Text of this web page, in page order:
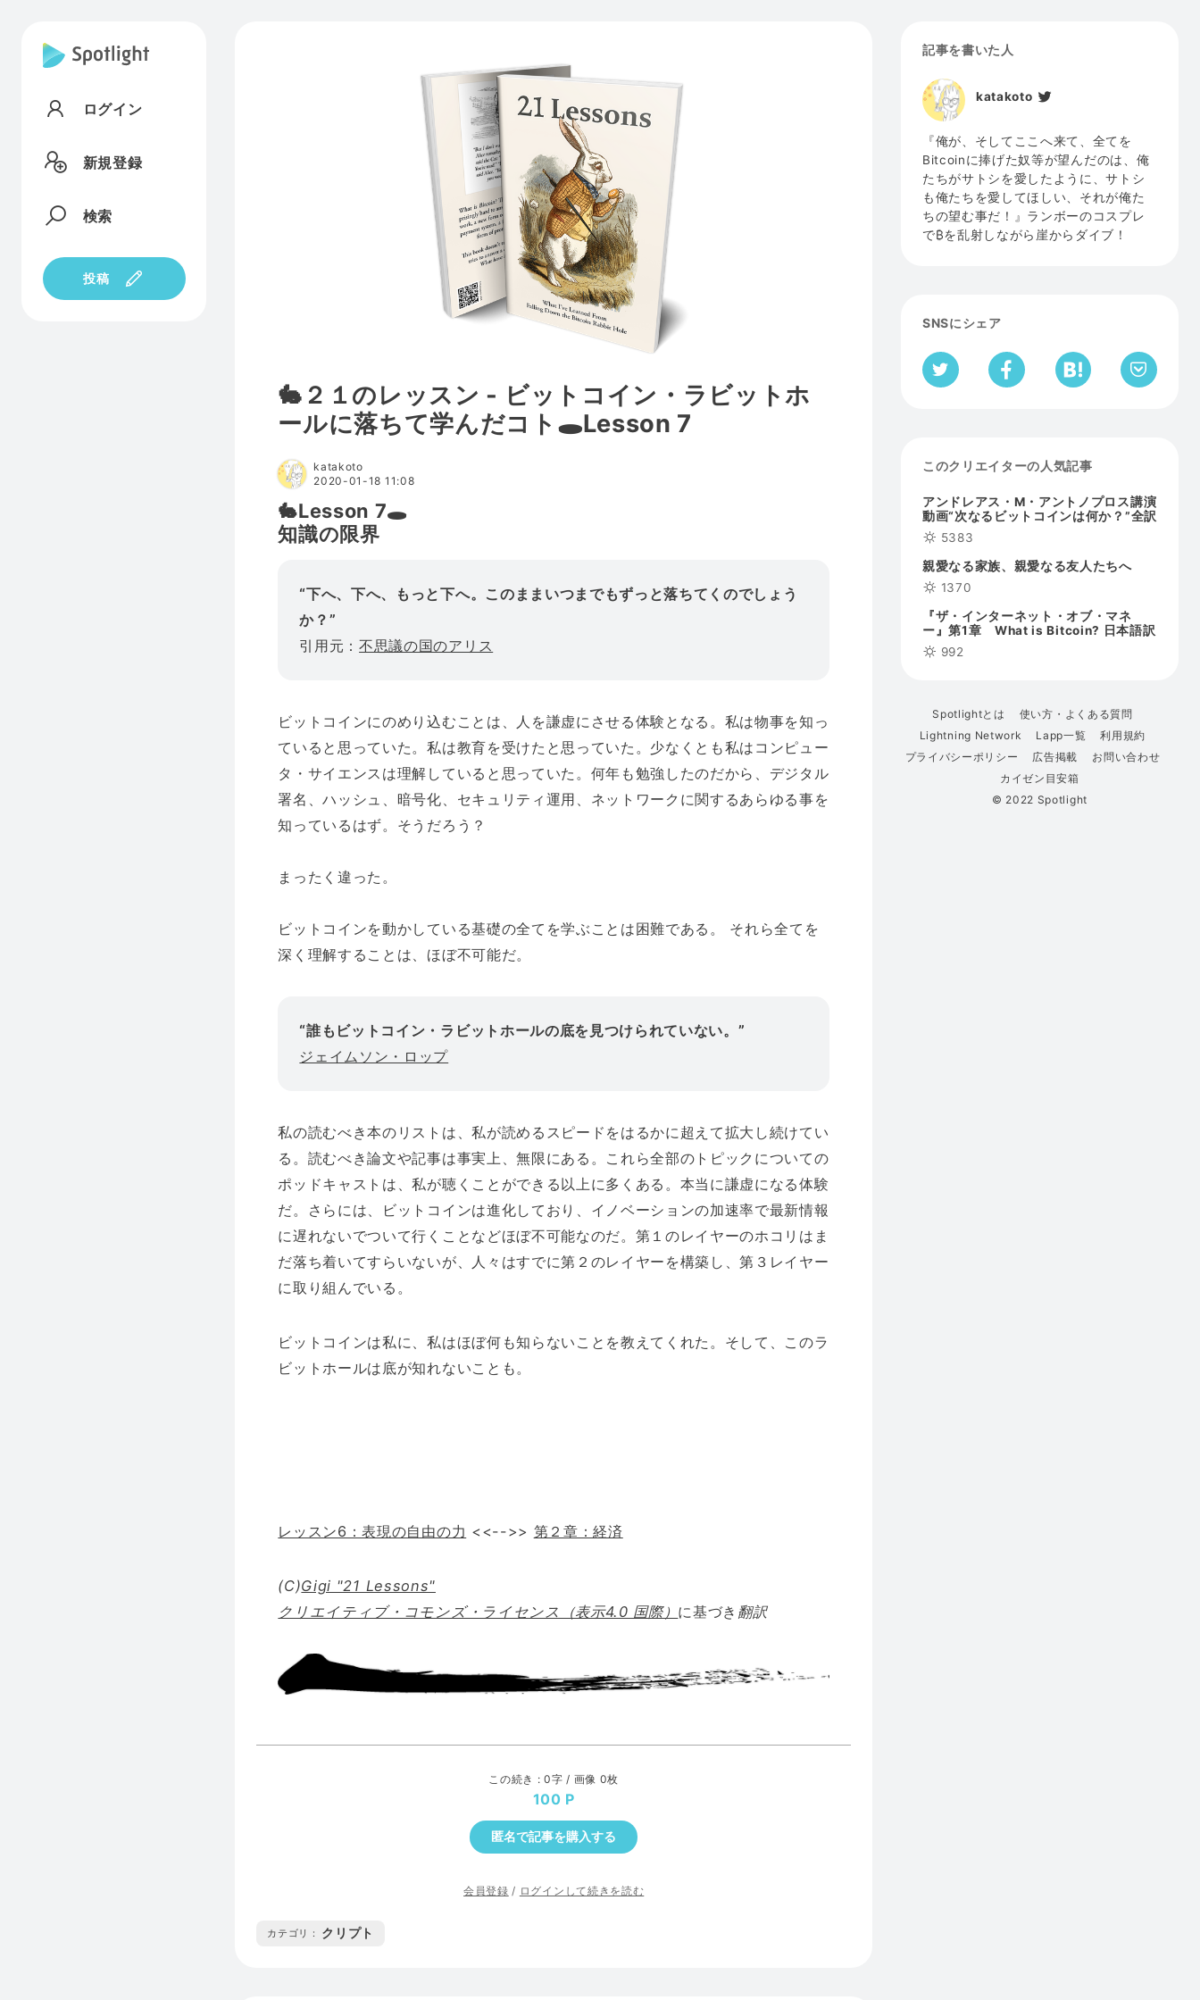
ログイン
新規登録
検索
投稿
🐇２１のレッスン - ビットコイン・ラビットホ
ールに落ちて学んだコト🕳️Lesson 7
katakoto
2020-01-18 11:08
🐇Lesson 7🕳️
知識の限界
“下へ、下へ、もっと下へ。このままいつまでもずっと落ちてくのでしょう
か？”
引用元：不思議の国のアリス
ビットコインにのめり込むことは、人を謙虚にさせる体験となる。私は物事を知っ
ていると思っていた。私は教育を受けたと思っていた。少なくとも私はコンピュー
タ・サイエンスは理解していると思っていた。何年も勉強したのだから、デジタル
署名、ハッシュ、暗号化、セキュリティ運用、ネットワークに関するあらゆる事を
知っているはず。そうだろう？
まったく違った。
ビットコインを動かしている基礎の全てを学ぶことは困難である。 それら全てを
深く理解することは、ほぼ不可能だ。
“誰もビットコイン・ラビットホールの底を見つけられていない。”
ジェイムソン・ロップ
私の読むべき本のリストは、私が読めるスピードをはるかに超えて拡大し続けてい
る。読むべき論文や記事は事実上、無限にある。これら全部のトピックについての
ポッドキャストは、私が聴くことができる以上に多くある。本当に謙虚になる体験
だ。さらには、ビットコインは進化しており、イノベーションの加速率で最新情報
に遅れないでついて行くことなどほぼ不可能なのだ。第１のレイヤーのホコリはま
だ落ち着いてすらいないが、人々はすでに第２のレイヤーを構築し、第３レイヤー
に取り組んでいる。
ビットコインは私に、私はほぼ何も知らないことを教えてくれた。そして、このラ
ビットホールは底が知れないことも。
レッスン6：表現の自由の力 <<-->> 第２章：経済
(C)Gigi "21 Lessons"
クリエイティブ・コモンズ・ライセンス（表示4.0 国際） に基づき 翻訳
この続き : 0字 / 画像 0枚
100
匿名で記事を購入する
会員登録 / ログインして続きを読む
カテゴリ : クリプト
記事を書いた人
katakoto
『俺が、そしてここへ来て、全てを
Bitcoinに捧げた奴等が望んだのは、俺
たちがサトシを愛したように、サトシ
も俺たちを愛してほしい、それが俺た
ちの望む事だ！』ランボーのコスプレ
で₿を乱射しながら崖からダイブ！
SNSにシェア
このクリエイターの人気記事
アンドレアス・M・アントノプロス講演
動画“次なるビットコインは何か？”全訳
5383
親愛なる家族、親愛なる友人たちへ
1370
『ザ・インターネット・オブ・マネ
ー』第1章 What is Bitcoin? 日本語訳
992
Spotlightとは
使い方・よくある質問
Lightning Network
Lapp一覧
利用規約
プライバシーポリシー
広告掲載
お問い合わせ
カイゼン目安箱
© 2022 Spotlight